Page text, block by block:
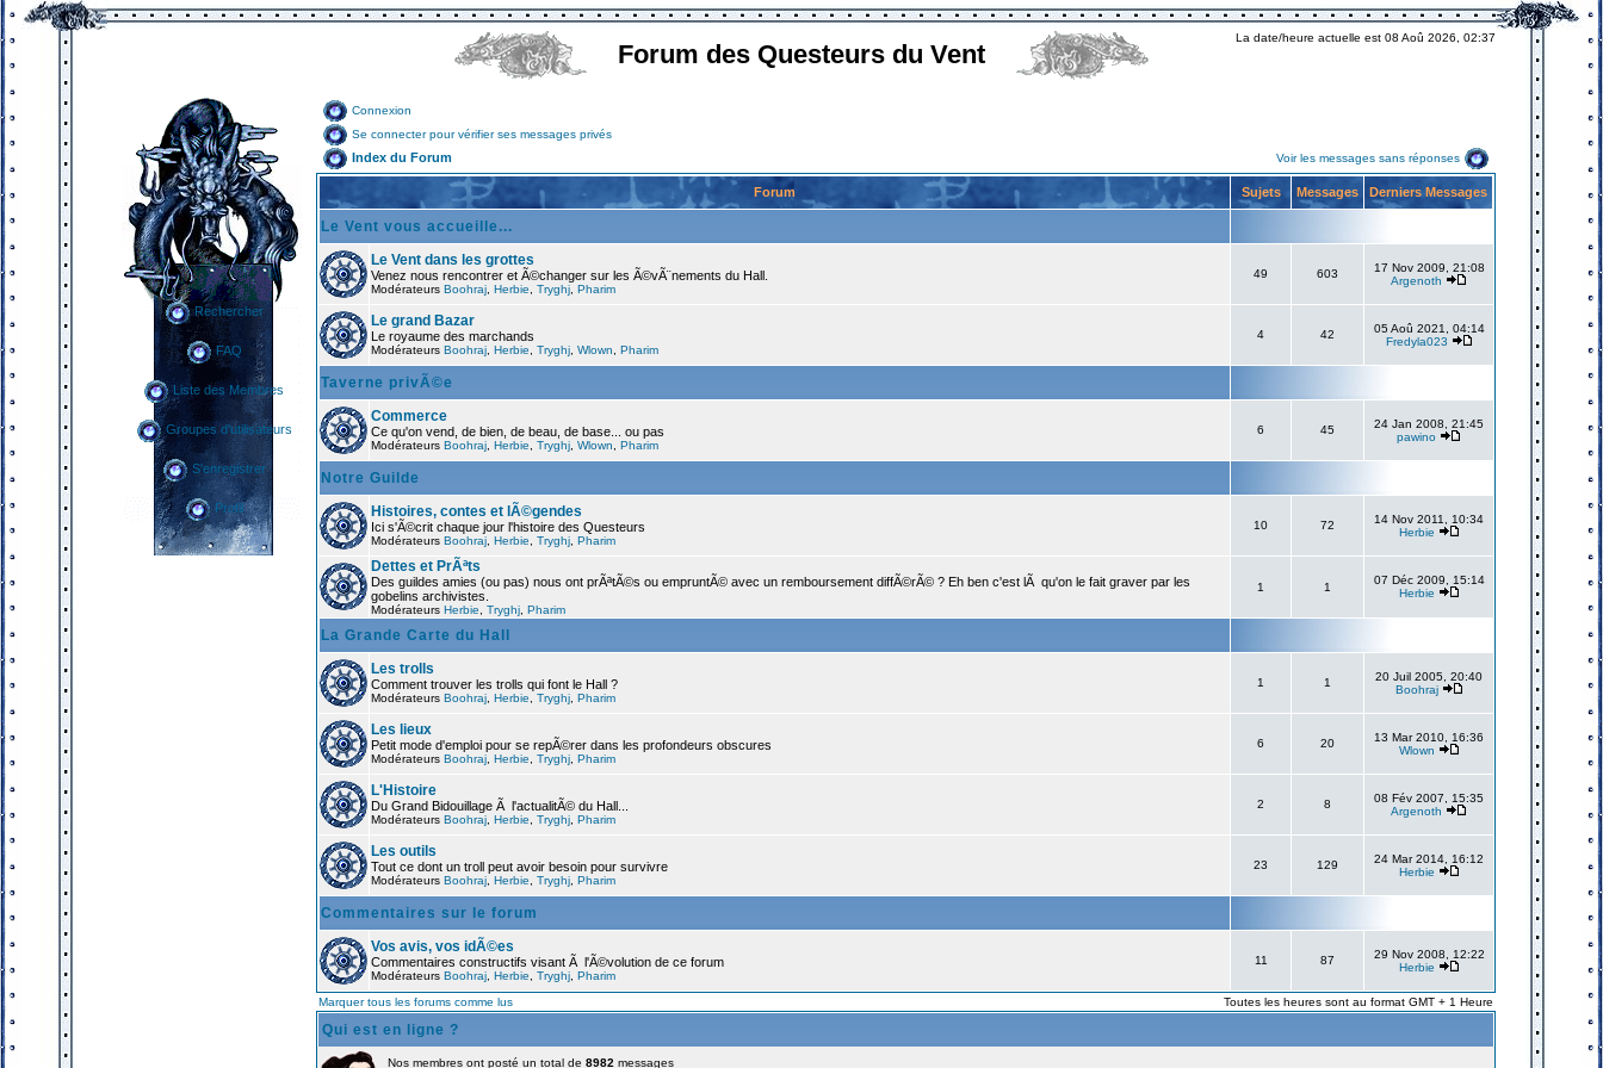
Forum des Questeurs du Vent
La date/heure actuelle est 08 Aoû 2026, 02:37
Rechercher
FAQ
Liste des Membres
Groupes d'utilisateurs
S'enregistrer
Profil
Connexion
Se connecter pour vérifier ses messages privés
Index du Forum Voir les messages sans réponses
Forum Sujets Messages Derniers Messages
Le Vent vous accueille...
Le Vent dans les grottes
Venez nous rencontrer et Ã©changer sur les Ã©vÃ¨nements du Hall.
Modérateurs Boohraj Herbie Tryghj Pharim
49 603
17 Nov 2009, 21:08
Argenoth
Le grand Bazar
Le royaume des marchands
Modérateurs Boohraj Herbie Tryghj Wlown Pharim
4 42
05 Aoû 2021, 04:14
Fredyla023
Taverne privÃ©e
Commerce
Ce qu'on vend, de bien, de beau, de base... ou pas
Modérateurs Boohraj Herbie Tryghj Wlown Pharim
6 45
24 Jan 2008, 21:45
pawino
Notre Guilde
Histoires, contes et lÃ©gendes
Ici s'Ã©crit chaque jour l'histoire des Questeurs
Modérateurs Boohraj Herbie Tryghj Pharim
10 72
14 Nov 2011, 10:34
Herbie
Dettes et PrÃªts
Des guildes amies (ou pas) nous ont prÃªtÃ©s ou empruntÃ© avec un remboursement diffÃ©rÃ© ? Eh ben c'est lÃ qu'on le fait graver par les
gobelins archivistes.
Modérateurs Herbie Tryghj Pharim
1 1
07 Déc 2009, 15:14
Herbie
La Grande Carte du Hall
Les trolls
Comment trouver les trolls qui font le Hall ?
Modérateurs Boohraj Herbie Tryghj Pharim
1 1
20 Juil 2005, 20:40
Boohraj
Les lieux
Petit mode d'emploi pour se repÃ©rer dans les profondeurs obscures
Modérateurs Boohraj Herbie Tryghj Pharim
6 20
13 Mar 2010, 16:36
Wlown
L'Histoire
Du Grand Bidouillage Ã l'actualitÃ© du Hall...
Modérateurs Boohraj Herbie Tryghj Pharim
2 8
08 Fév 2007, 15:35
Argenoth
Les outils
Tout ce dont un troll peut avoir besoin pour survivre
Modérateurs Boohraj Herbie Tryghj Pharim
23 129
24 Mar 2014, 16:12
Herbie
Commentaires sur le forum
Vos avis, vos idÃ©es
Commentaires constructifs visant Ã l'Ã©volution de ce forum
Modérateurs Boohraj Herbie Tryghj Pharim
11 87
29 Nov 2008, 12:22
Herbie
Marquer tous les forums comme lus Toutes les heures sont au format GMT + 1 Heure
Qui est en ligne ?
Nos membres ont posté un total de 8982 messages